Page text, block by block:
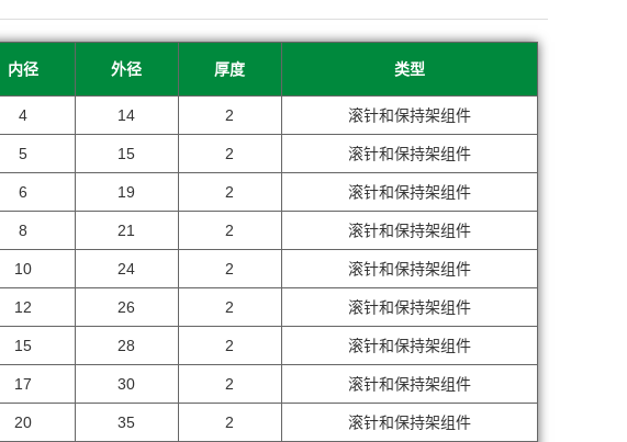
内径 外径 厚度 类型
4 14 2 滚针和保持架组件
5 15 2 滚针和保持架组件
6 19 2 滚针和保持架组件
8 21 2 滚针和保持架组件
10 24 2 滚针和保持架组件
12 26 2 滚针和保持架组件
15 28 2 滚针和保持架组件
17 30 2 滚针和保持架组件
20 35 2 滚针和保持架组件